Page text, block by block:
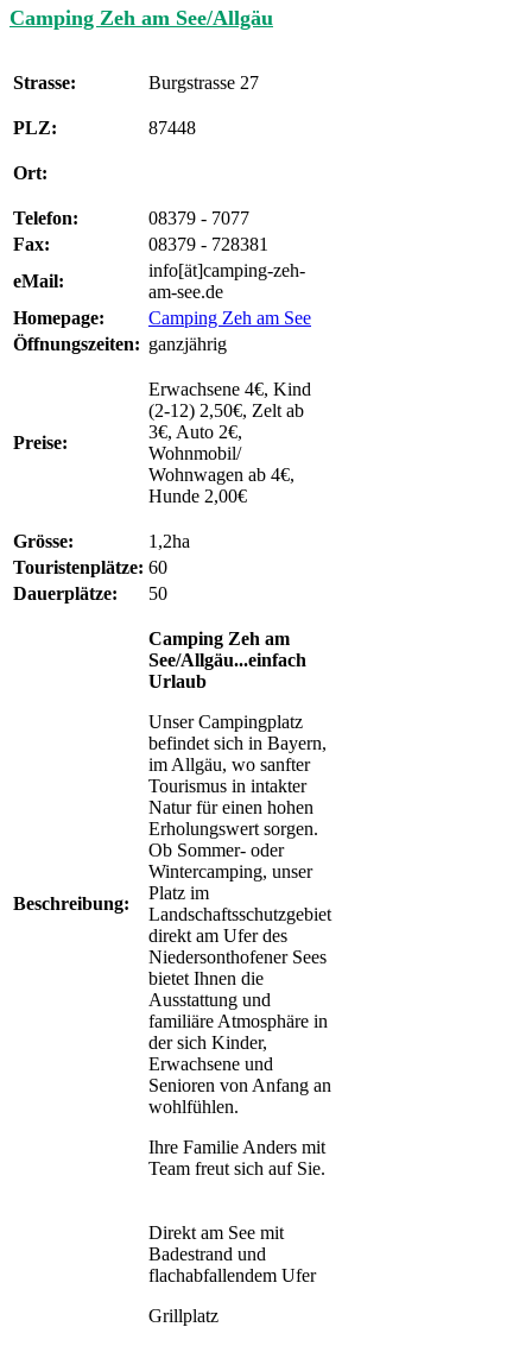
Camping Zeh am See/Allgäu
Strasse: Burgstrasse 27
PLZ: 87448
Ort:
Telefon:
08379 - 7077
Fax:
08379 - 728381
eMail:
info[ät]camping-zeh-
am-see.de
Homepage:
Camping Zeh am See
Öffnungszeiten: ganzjährig
Preise:
Erwachsene 4€, Kind
(2-12) 2,50€, Zelt ab
3€, Auto 2€,
Wohnmobil/
Wohnwagen ab 4€,
Hunde 2,00€
Grösse:
1,2ha
Touristenplätze: 60
Dauerplätze:
50
Beschreibung:
Camping Zeh am
See/Allgäu...einfach
Urlaub
Unser Campingplatz
befindet sich in Bayern,
im Allgäu, wo sanfter
Tourismus in intakter
Natur für einen hohen
Erholungswert sorgen.
Ob Sommer- oder
Wintercamping, unser
Platz im
Landschaftsschutzgebiet
direkt am Ufer des
Niedersonthofener Sees
bietet Ihnen die
Ausstattung und
familiäre Atmosphäre in
der sich Kinder,
Erwachsene und
Senioren von Anfang an
wohlfühlen.
Ihre Familie Anders mit
Team freut sich auf Sie.
Direkt am See mit
Badestrand und
flachabfallendem Ufer
Grillplatz